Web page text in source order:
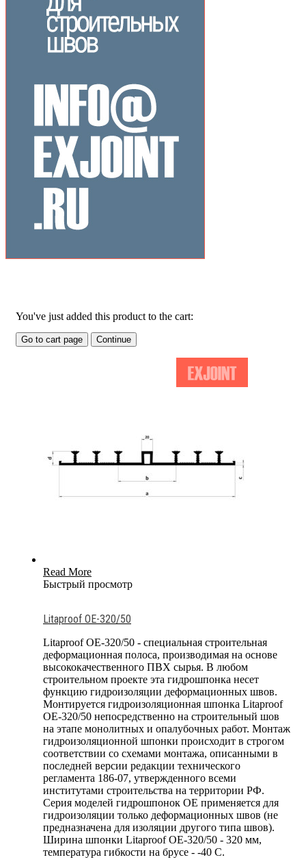
You've just added this product to the cart:
Go to cart page Continue
Read More
Быстрый просмотр
Litaproof OE-320/50
Litaproof OE-320/50 - специальная строительная
деформационная полоса, производимая на основе
высококачественного ПВХ сырья. В любом
строительном проекте эта гидрошпонка несет
функцию гидроизоляции деформационных швов.
Монтируется гидроизоляционная шпонка Litaproof
OE-320/50 непосредственно на строительный шов
на этапе монолитных и опалубочных работ. Монтаж
гидроизоляционной шпонки происходит в строгом
соответствии со схемами монтажа, описанными в
последней версии редакции технического
регламента 186-07, утвержденного всеми
институтами строительства на территории РФ.
Серия моделей гидрошпонок OE применяется для
гидроизоляции только деформационных швов (не
предназначена для изоляции другого типа швов).
Ширина шпонки Litaproof OE-320/50 - 320 мм,
температура гибкости на брусе - -40 С.